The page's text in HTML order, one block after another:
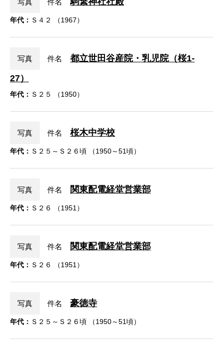
写真 件名
年代： Ｓ４２ （1967）
写真 件名
都立世田谷産院・乳児院（桜1-
27）
年代： Ｓ２５ （1950）
写真 件名 桜木中学校
年代： Ｓ２５～Ｓ２６頃 （1950～51頃）
写真 件名 関東配電経堂営業部
年代： Ｓ２６ （1951）
写真 件名 関東配電経堂営業部
年代： Ｓ２６ （1951）
写真 件名 豪徳寺
年代： Ｓ２５～Ｓ２６頃 （1950～51頃）